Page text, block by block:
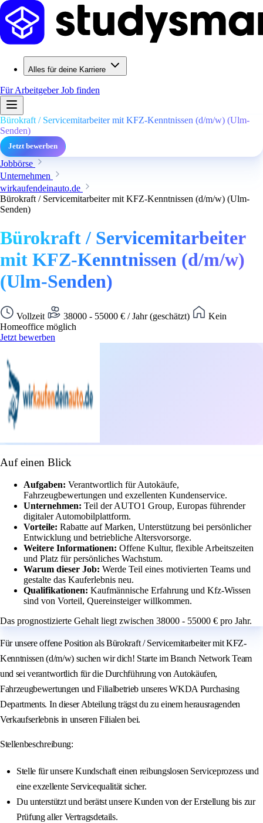
Alles für deine Karriere
Für ArbeitgeberJob finden
Bürokraft / Servicemitarbeiter mit KFZ-Kenntnissen (d/m/w) (Ulm-
Senden)
Jetzt bewerben
Jobbörse
Unternehmen
wirkaufendeinauto.de
Bürokraft / Servicemitarbeiter mit KFZ-Kenntnissen (d/m/w) (Ulm-
Senden)
Bürokraft / Servicemitarbeiter
mit KFZ-Kenntnissen (d/m/w)
(Ulm-Senden)
Vollzeit 38000 - 55000 € / Jahr (geschätzt)
Kein
Homeoffice möglich
Jetzt bewerben
Auf einen Blick
Aufgaben: Verantwortlich für Autokäufe,
Fahrzeugbewertungen und exzellenten Kundenservice.
Unternehmen: Teil der AUTO1 Group, Europas führender
digitaler Automobilplattform.
Vorteile: Rabatte auf Marken, Unterstützung bei persönlicher
Entwicklung und betriebliche Altersvorsorge.
Weitere Informationen: Offene Kultur, flexible Arbeitszeiten
und Platz für persönliches Wachstum.
Warum dieser Job: Werde Teil eines motivierten Teams und
gestalte das Kauferlebnis neu.
Qualifikationen: Kaufmännische Erfahrung und Kfz-Wissen
sind von Vorteil, Quereinsteiger willkommen.
Das prognostizierte Gehalt liegt zwischen 38000 - 55000 € pro Jahr.
Für unsere offene Position als Bürokraft / Servicemitarbeiter mit KFZ-
Kenntnissen (d/m/w) suchen wir dich! Starte im Branch Network Team
und sei verantwortlich für die Durchführung von Autokäufen,
Fahrzeugbewertungen und Filialbetrieb unseres WKDA Purchasing
Departments. In dieser Abteilung trägst du zu einem herausragenden
Verkaufserlebnis in unseren Filialen bei.
Stellenbeschreibung:
Stelle für unsere Kundschaft einen reibungslosen Serviceprozess und
eine exzellente Servicequalität sicher.
Du unterstützt und berätst unsere Kunden von der Erstellung bis zur
Prüfung aller Vertragsdetails.